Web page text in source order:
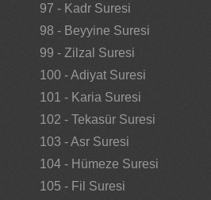
97 - Kadr Suresi
98 - Beyyine Suresi
99 - Zilzal Suresi
100 - Adiyat Suresi
101 - Karia Suresi
102 - Tekasür Suresi
103 - Asr Suresi
104 - Hümeze Suresi
105 - Fil Suresi